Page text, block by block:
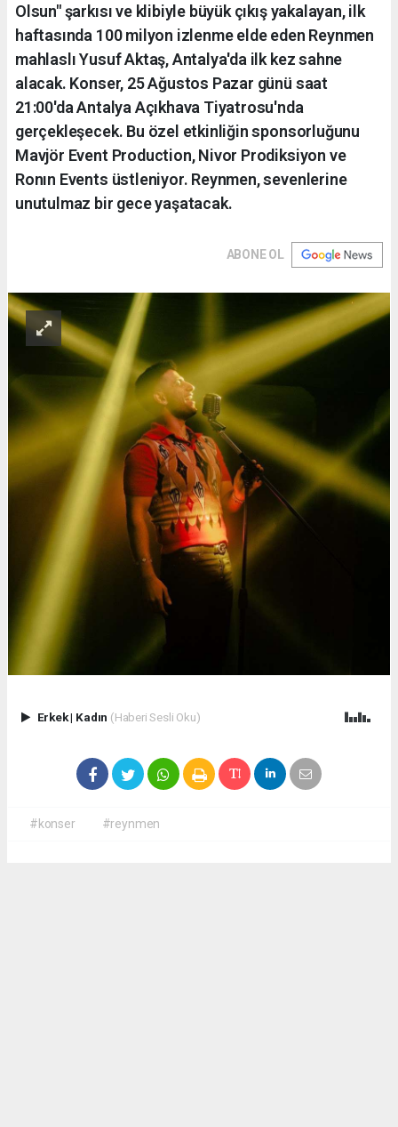
Olsun" şarkısı ve klibiyle büyük çıkış yakalayan, ilk
haftasında 100 milyon izlenme elde eden Reynmen
mahlaslı Yusuf Aktaş, Antalya'da ilk kez sahne
alacak. Konser, 25 Ağustos Pazar günü saat
21:00'da Antalya Açıkhava Tiyatrosu'nda
gerçekleşecek. Bu özel etkinliğin sponsorluğunu
Mavjör Event Production, Nivor Prodiksiyon ve
Ronın Events üstleniyor. Reynmen, sevenlerine
unutulmaz bir gece yaşatacak.
ABONE OL
Erkek| Kadın (Haberi Sesli Oku)
#konser #reynmen